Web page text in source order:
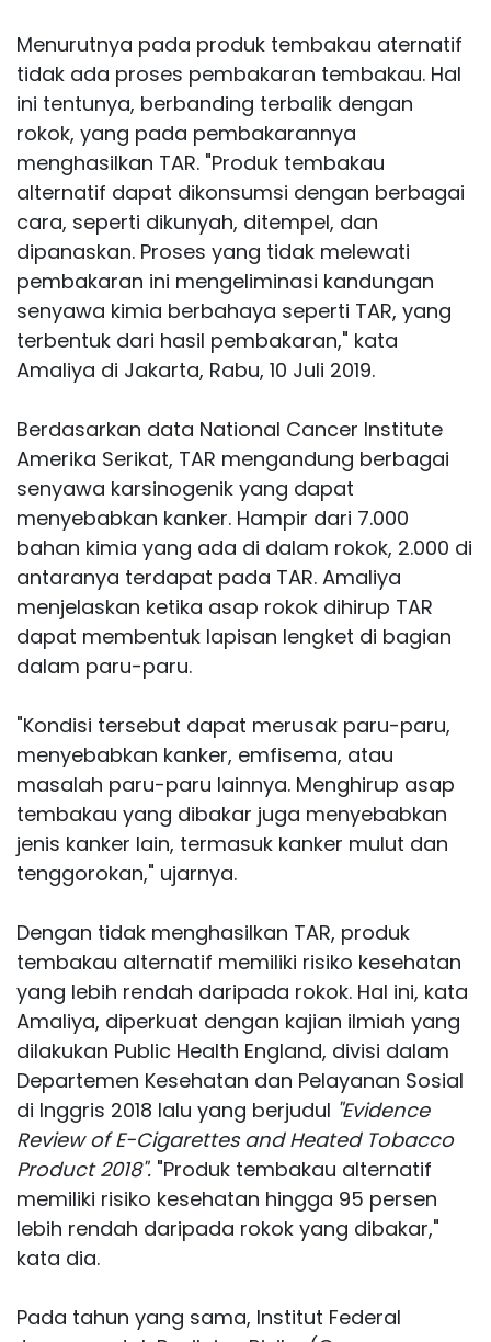
Menurutnya pada produk tembakau aternatif
tidak ada proses pembakaran tembakau. Hal
ini tentunya, berbanding terbalik dengan
rokok, yang pada pembakarannya
menghasilkan TAR. "Produk tembakau
alternatif dapat dikonsumsi dengan berbagai
cara, seperti dikunyah, ditempel, dan
dipanaskan. Proses yang tidak melewati
pembakaran ini mengeliminasi kandungan
senyawa kimia berbahaya seperti TAR, yang
terbentuk dari hasil pembakaran," kata
Amaliya di Jakarta, Rabu, 10 Juli 2019.
Berdasarkan data National Cancer Institute
Amerika Serikat, TAR mengandung berbagai
senyawa karsinogenik yang dapat
menyebabkan kanker. Hampir dari 7.000
bahan kimia yang ada di dalam rokok, 2.000 di
antaranya terdapat pada TAR. Amaliya
menjelaskan ketika asap rokok dihirup TAR
dapat membentuk lapisan lengket di bagian
dalam paru-paru.
"Kondisi tersebut dapat merusak paru-paru,
menyebabkan kanker, emfisema, atau
masalah paru-paru lainnya. Menghirup asap
tembakau yang dibakar juga menyebabkan
jenis kanker lain, termasuk kanker mulut dan
tenggorokan," ujarnya.
Dengan tidak menghasilkan TAR, produk
tembakau alternatif memiliki risiko kesehatan
yang lebih rendah daripada rokok. Hal ini, kata
Amaliya, diperkuat dengan kajian ilmiah yang
dilakukan Public Health England, divisi dalam
Departemen Kesehatan dan Pelayanan Sosial
di Inggris 2018 lalu yang berjudul "Evidence
Review of E-Cigarettes and Heated Tobacco
Product 2018". "Produk tembakau alternatif
memiliki risiko kesehatan hingga 95 persen
lebih rendah daripada rokok yang dibakar,"
kata dia.
Pada tahun yang sama, Institut Federal